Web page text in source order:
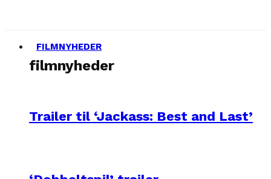
FILMNYHEDER
filmnyheder
Trailer til ‘Jackass: Best and Last’